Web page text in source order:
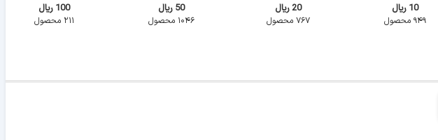
10 ریال
۹۴۹ محصول
20 ریال
۷۶۷ محصول
50 ریال
۱۰۴۶ محصول
100 ریال
۲۱۱ محصول